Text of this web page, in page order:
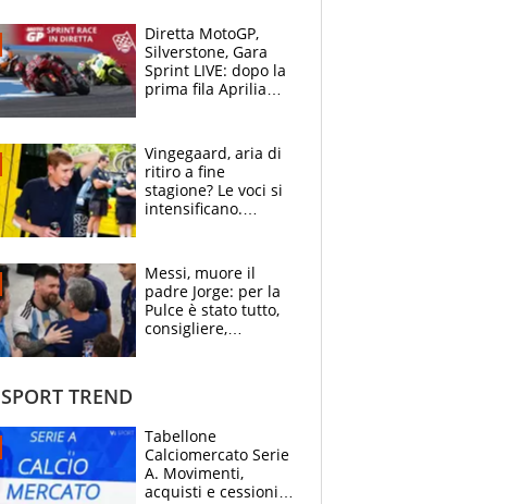
Diretta MotoGP,
Silverstone, Gara
Sprint LIVE: dopo la
prima fila Aprilia
Vingegaard, aria di
ritiro a fine
stagione? Le voci si
intensificano.
vuole la Roubaix
Messi, muore il
padre Jorge: per la
Pulce è stato tutto,
consigliere,
SPORT TREND
Tabellone
Calciomercato Serie
A. Movimenti,
acquisti e cessioni: